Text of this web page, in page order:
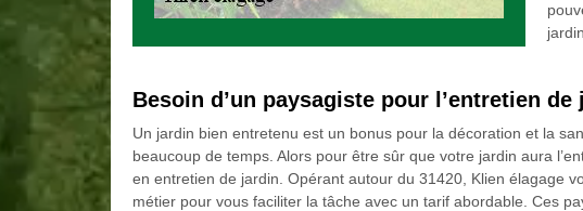
jardin.
Besoin d’un paysagiste pour l’entretien
Un jardin bien entretenu est un bonus pour la décoration et la
beaucoup de temps. Alors pour être sûr que votre jardin aura
en entretien de jardin. Opérant autour du 31420, Klien élagage
métier pour vous faciliter la tâche avec un tarif abordable. Ces